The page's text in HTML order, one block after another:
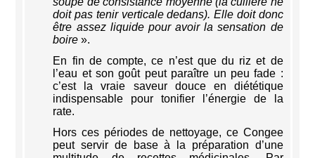
doit pas tenir verticale dedans). Elle doit donc
être assez liquide pour avoir la sensation de
boire ».
En fin de compte, ce n’est que du riz et de
l’eau et son goût peut paraître un peu fade :
c’est la vraie saveur douce en diététique
indispensable pour tonifier l’énergie de la
rate.
Hors ces périodes de nettoyage, ce Congee
peut servir de base à la préparation d’une